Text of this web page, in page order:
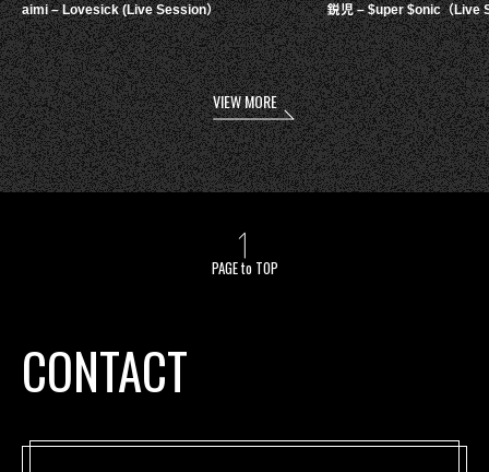
aimi – Lovesick (Live Session） 鋭児 – $uper $onic（Live
VIEW MORE
PAGE to TOP
CONTACT